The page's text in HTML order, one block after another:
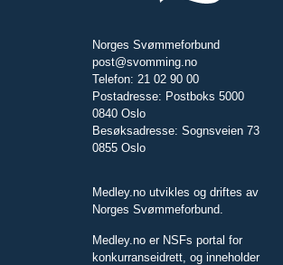
Norges Svømmeforbund
post@svomming.no
Telefon: 21 02 90 00
Postadresse: Postboks 5000
0840 Oslo
Besøksadresse: Sognsveien 73
0855 Oslo
Medley.no utvikles og driftes av
Norges Svømmeforbund.
Medley.no er NSFs portal for
konkurranseidrett, og inneholder